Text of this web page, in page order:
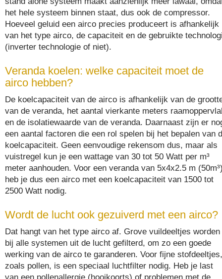
het hele systeem binnen staat, dus ook de compressor.
Hoeveel geluid een airco precies produceert is afhankelijk
van het type airco, de capaciteit en de gebruikte
(inverter technologie of niet).
Veranda koelen: welke capaciteit moet de
airco hebben?
De koelcapaciteit van de airco is afhankelijk van de
van de veranda, het aantal vierkante meters
en de isolatiewaarde van de veranda. Daarnaast zijn er
een aantal factoren die een rol spelen bij het bepalen van
koelcapaciteit. Geen eenvoudige rekensom dus, maar als
vuistregel kun je een wattage van 30 tot 50 Watt per m³
meter aanhouden. Voor een veranda van 5x4x2.5 m
heb je dus een airco met een koelcapaciteit van 1500 tot
2500 Watt nodig.
Wordt de lucht ook gezuiverd met een airco?
Dat hangt van het type airco af. Grove vuildeeltjes worden
bij alle systemen uit de lucht gefilterd, om zo een goede
werking van de airco te garanderen. Voor fijne stofdeeltjes,
zoals pollen, is een speciaal luchtfilter nodig. Heb je last
van een pollenallergie (hooikoorts) of problemen met de